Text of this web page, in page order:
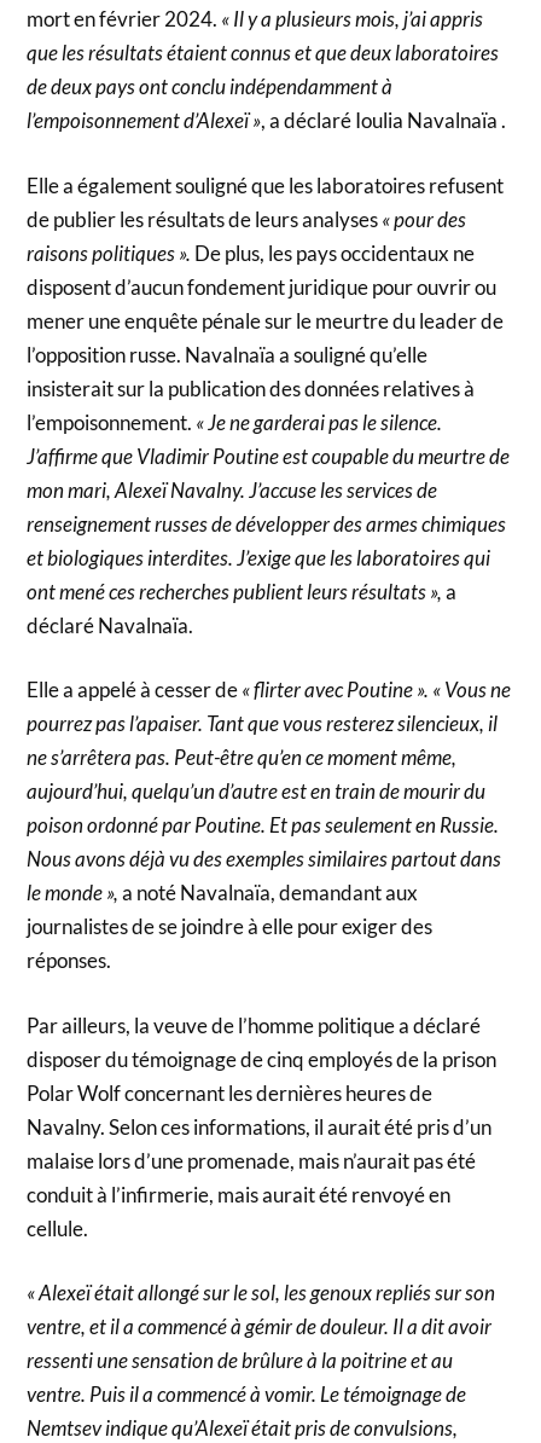
mort en février 2024. « Il y a plusieurs mois, j’ai appris
que les résultats étaient connus et que deux laboratoires
de deux pays ont conclu indépendamment à
l’empoisonnement d’Alexeï », a déclaré Ioulia Navalnaïa .
Elle a également souligné que les laboratoires refusent
de publier les résultats de leurs analyses« pour des
raisons politiques ». De plus, les pays occidentaux ne
disposent d’aucun fondement juridique pour ouvrir ou
mener une enquête pénale sur le meurtre du leader de
l’opposition russe. Navalnaïa a souligné qu’elle
insisterait sur la publication des données relatives à
l’empoisonnement. « Je ne garderai pas le silence.
J’affirme que Vladimir Poutine est coupable du meurtre de
mon mari, Alexeï Navalny. J’accuse les services de
renseignement russes de développer des armes chimiques
et biologiques interdites. J’exige que les laboratoires qui
ont mené ces recherches publient leurs résultats »,a
déclaré Navalnaïa.
Elle a appelé à cesser de« flirter avec Poutine ». « Vous ne
pourrez pas l’apaiser. Tant que vous resterez silencieux, il
ne s’arrêtera pas. Peut-être qu’en ce moment même,
aujourd’hui, quelqu’un d’autre est en train de mourir du
poison ordonné par Poutine. Et pas seulement en Russie.
Nous avons déjà vu des exemples similaires partout dans
le monde »,a noté Navalnaïa, demandant aux
journalistes de se joindre à elle pour exiger des
réponses.
Par ailleurs, la veuve de l’homme politique a déclaré
disposer du témoignage de cinq employés de la prison
Polar Wolf concernant les dernières heures de
Navalny. Selon ces informations, il aurait été pris d’un
malaise lors d’une promenade, mais n’aurait pas été
conduit à l’infirmerie, mais aurait été renvoyé en
cellule.
« Alexeï était allongé sur le sol, les genoux repliés sur son
ventre, et il a commencé à gémir de douleur. Il a dit avoir
ressenti une sensation de brûlure à la poitrine et au
ventre. Puis il a commencé à vomir. Le témoignage de
Nemtsev indique qu’Alexeï était pris de convulsions,